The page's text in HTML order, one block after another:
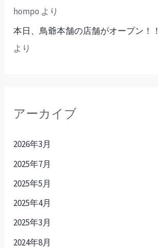
hompo より
本日、鳥爺本舗の店舗がオープン！！
より
アーカイブ
2026年3月
2025年7月
2025年5月
2025年4月
2025年3月
2024年8月